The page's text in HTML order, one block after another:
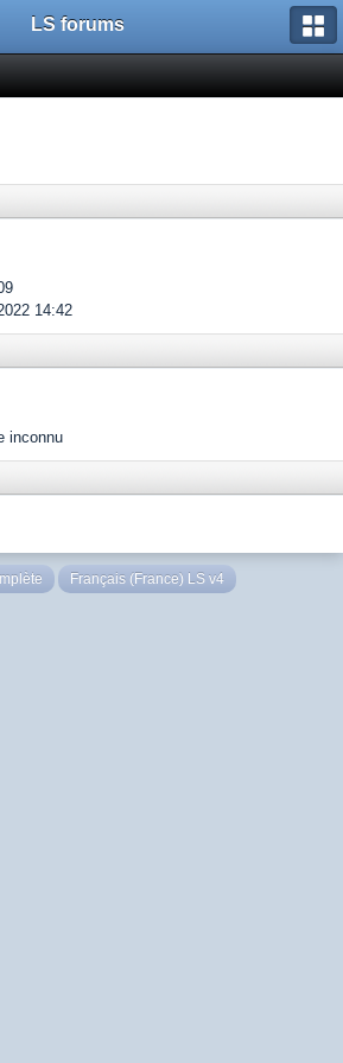
LS forums
14:42
inconnu
Français (France) LS v4